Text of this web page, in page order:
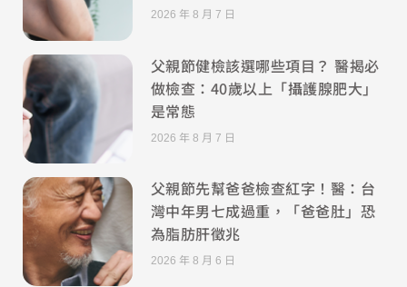
2026 年 8 月 7 日
父親節健檢該選哪些項目？ 醫揭必
做檢查：40歲以上「攝護腺肥大」
是常態
2026 年 8 月 7 日
父親節先幫爸爸檢查紅字！醫：台
灣中年男七成過重，「爸爸肚」恐
為脂肪肝徵兆
2026 年 8 月 6 日